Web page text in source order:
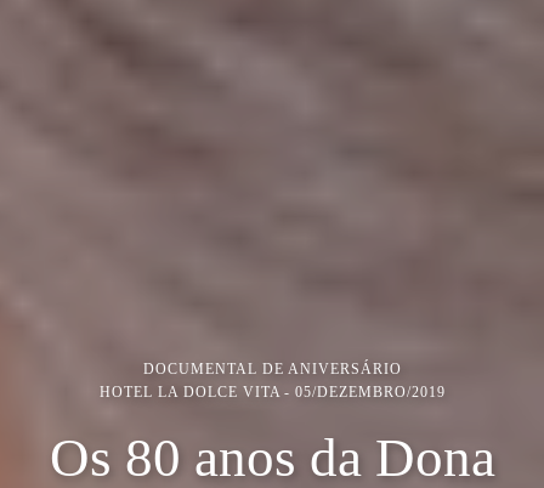
DOCUMENTAL DE ANIVERSÁRIO
HOTEL LA DOLCE VITA
05/DEZEMBRO/2019
Os 80 anos da Dona